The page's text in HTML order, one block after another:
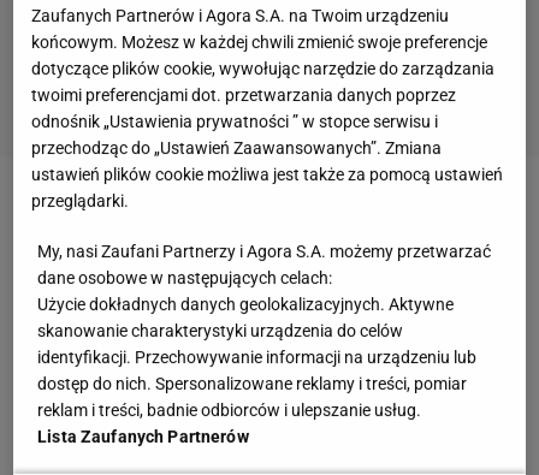
Zobacz wideo
Drugi gol Lewandowskiego [ELEVEN SPORTS]
Niemiec pewnie trafił do siatki, zdobywając 25.
bramkę w tym sezonie w lidze.Wernertraci cztery
gole do prowadzącego w klasyfikacji najlepszych
strzelców -Roberta Lewandowskiego. Asysta
Gulacsiego jest pierwszą, jaką w obecnym sezonie
Zaufanych Partnerów i Agora S.A. na Twoim urządzeniu
końcowym. Możesz w każdej chwili zmienić swoje preferencje
dotyczące plików cookie, wywołując narzędzie do zarządzania
twoimi preferencjami dot. przetwarzania danych poprzez
odnośnik „Ustawienia prywatności ” w stopce serwisu i
przechodząc do „Ustawień Zaawansowanych”. Zmiana
ustawień plików cookie możliwa jest także za pomocą ustawień
przeglądarki.
My, nasi Zaufani Partnerzy i Agora S.A. możemy przetwarzać
dane osobowe w następujących celach:
Użycie dokładnych danych geolokalizacyjnych. Aktywne
skanowanie charakterystyki urządzenia do celów
identyfikacji. Przechowywanie informacji na urządzeniu lub
dostęp do nich. Spersonalizowane reklamy i treści, pomiar
reklam i treści, badnie odbiorców i ulepszanie usług.
Lista Zaufanych Partnerów